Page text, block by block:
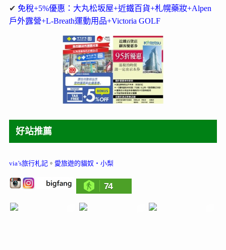
✔ 免稅+5%優惠：大丸松坂屋+近鐵百貨+札幌藥妝+Alpen
戶外露營+L-Breath運動用品+Victoria GOLF
好站推薦
via’s旅行札記。 愛旅遊的貓奴‧小梨
74